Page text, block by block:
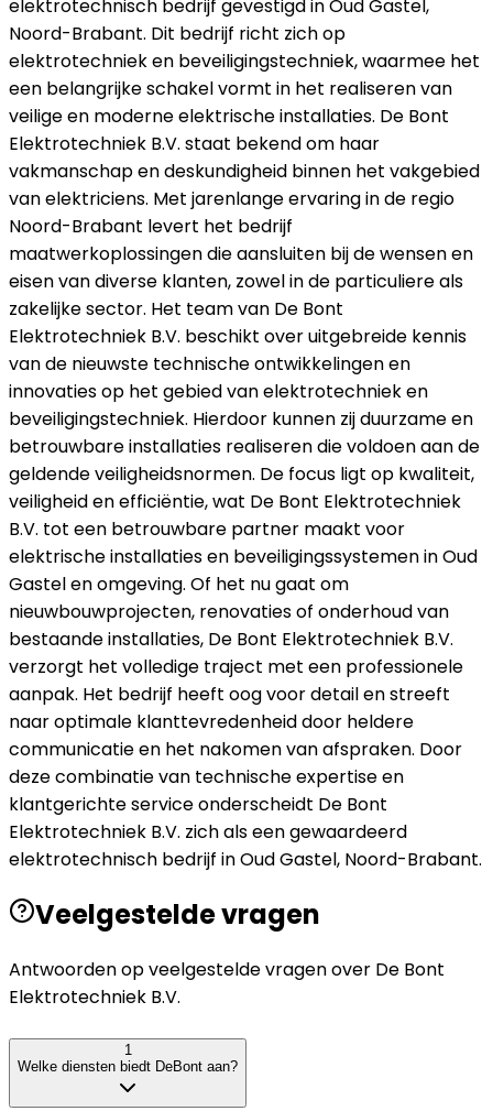
elektrotechnisch bedrijf gevestigd in Oud Gastel,
Noord-Brabant. Dit bedrijf richt zich op
elektrotechniek en beveiligingstechniek, waarmee het
een belangrijke schakel vormt in het realiseren van
veilige en moderne elektrische installaties. De Bont
Elektrotechniek B.V. staat bekend om haar
vakmanschap en deskundigheid binnen het vakgebied
van elektriciens. Met jarenlange ervaring in de regio
Noord-Brabant levert het bedrijf
maatwerkoplossingen die aansluiten bij de wensen en
eisen van diverse klanten, zowel in de particuliere als
zakelijke sector. Het team van De Bont
Elektrotechniek B.V. beschikt over uitgebreide kennis
van de nieuwste technische ontwikkelingen en
innovaties op het gebied van elektrotechniek en
beveiligingstechniek. Hierdoor kunnen zij duurzame en
betrouwbare installaties realiseren die voldoen aan de
geldende veiligheidsnormen. De focus ligt op kwaliteit,
veiligheid en efficiëntie, wat De Bont Elektrotechniek
B.V. tot een betrouwbare partner maakt voor
elektrische installaties en beveiligingssystemen in Oud
Gastel en omgeving. Of het nu gaat om
nieuwbouwprojecten, renovaties of onderhoud van
bestaande installaties, De Bont Elektrotechniek B.V.
verzorgt het volledige traject met een professionele
aanpak. Het bedrijf heeft oog voor detail en streeft
naar optimale klanttevredenheid door heldere
communicatie en het nakomen van afspraken. Door
deze combinatie van technische expertise en
klantgerichte service onderscheidt De Bont
Elektrotechniek B.V. zich als een gewaardeerd
elektrotechnisch bedrijf in Oud Gastel, Noord-Brabant.
Veelgestelde vragen
Antwoorden op veelgestelde vragen over De Bont
Elektrotechniek B.V.
1
Welke diensten biedt DeBont aan?